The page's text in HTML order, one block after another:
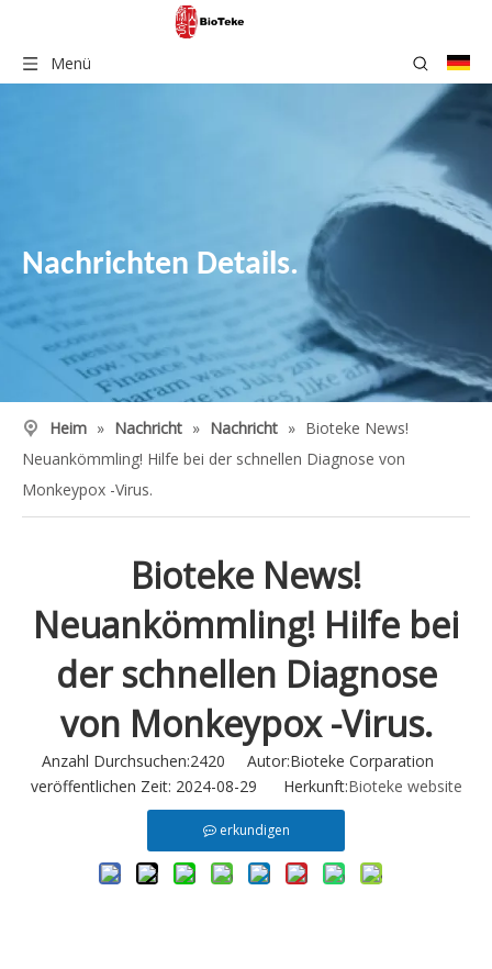
Menü
Nachrichten Details.
Heim » Nachricht » Nachricht » Bioteke News!
Neuankömmling! Hilfe bei der schnellen Diagnose von
Monkeypox -Virus.
Bioteke News!
Neuankömmling! Hilfe bei
der schnellen Diagnose
von Monkeypox -Virus.
Anzahl Durchsuchen:2420 Autor:Bioteke Corparation
veröffentlichen Zeit: 2024-08-29 Herkunft:Bioteke website
erkundigen